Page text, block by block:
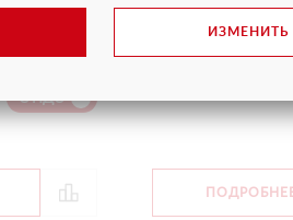
С НДС
Макс. рабочая высота
ИЗМЕНИТЬ